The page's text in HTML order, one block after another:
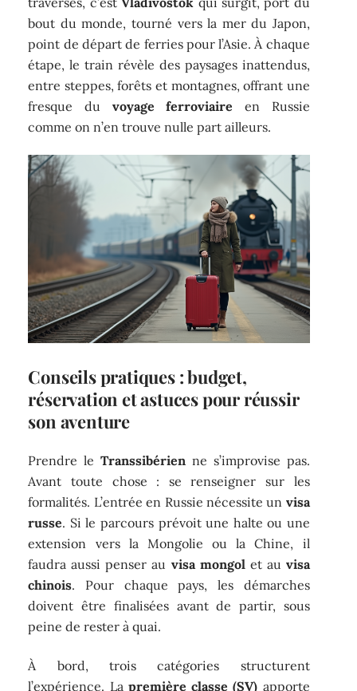
bout du monde, tourné vers la mer du Japon,
point de départ de ferries pour l’Asie. À chaque
étape, le train révèle des paysages inattendus,
entre steppes, forêts et montagnes, offrant une
fresque du voyage ferroviaire en Russie
comme on n’en trouve nulle part ailleurs.
Conseils pratiques : budget,
réservation et astuces pour réussir
son aventure
Prendre leTranssibérien ne s’improvise pas.
Avant toute chose : se renseigner sur les
formalités. L’entrée en Russie nécessite un visa
russe. Si le parcours prévoit une halte ou une
extension vers la Mongolie ou la Chine, il
faudra aussi penser au visa mongolet au visa
chinois. Pour chaque pays, les démarches
doivent être finalisées avant de partir, sous
peine de rester à quai.
À bord, trois catégories structurent
l’expérience. La première classe (SV) apporte